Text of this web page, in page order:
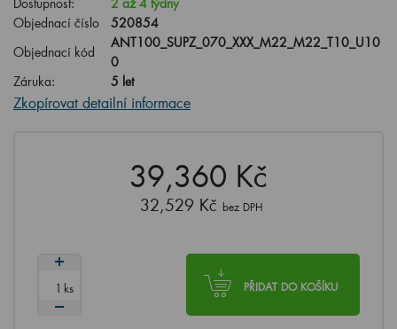
Objednací číslo
520854
Objednací kód
ANT100_SUPZ_070_XXX_M22_M22_T10_U10
0
Záruka:
5 let
Zkopírovat detailní informace
39,360 Kč
32,529 Kč bez DPH
PŘIDAT DO KOŠÍKU
ks